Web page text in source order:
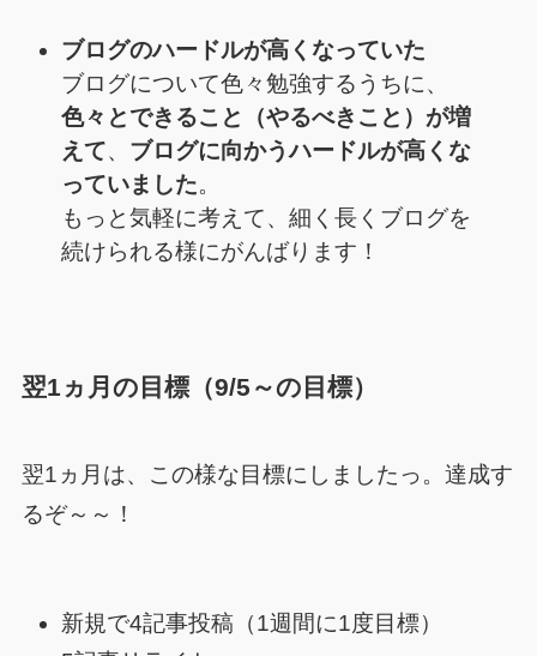
ブログのハードルが高くなっていた
ブログについて色々勉強するうちに、
色々とできること（やるべきこと）が増
えて、 ブログに向かうハードルが高くな
っていました。
もっと気軽に考えて、細く長くブログを
続けられる様にがんばります！
翌1ヵ月の目標（9/5～の目標）
翌1ヵ月は、この様な目標にしましたっ。達成す
るぞ～～！
新規で4記事投稿（1週間に1度目標）